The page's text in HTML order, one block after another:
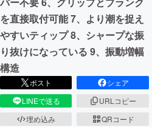
CAMPFIREふるさと納税
を直接取付可能 7、より潮を捉え
やすいティップ 8、シャープな振
り抜けになっている 9、振動増幅
構造
ポスト
シェア
LINEで送る
URLコピー
埋め込み
QRコード